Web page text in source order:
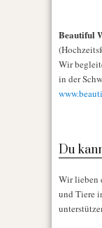
Beautiful
Wir
in der
Du
Wir lieben
und Tiere